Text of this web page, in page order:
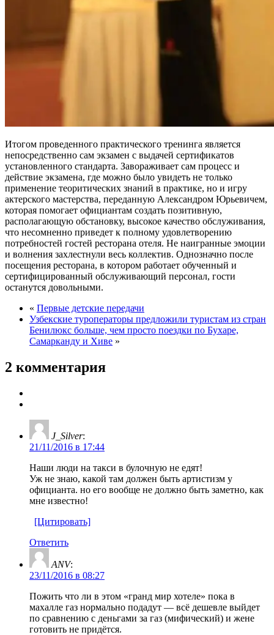
Итогом проведенного практического тренинга является
непосредственно сам экзамен с выдачей сертификатов
установленного стандарта. Завораживает сам процесс и
действие экзамена, где можно было увидеть не только
применение теоритических знаний в практике, но и игру
актерского мастерства, переданную Александром Юрьевичем,
которая помогает официантам создать позитивную,
располагающую обстановку, высокое качество обслуживания,
что несомненно приведет к полному удовлетворению
потребностей гостей ресторана отеля. Не наигранные эмоции
и волнения захлестнули весь коллектив. Однозначно после
посещения ресторана, в котором работает обученный и
сертифицированный обслуживающий персонал, гости
останутся довольными.
« Первые детские передачи
Узбекские туроператоры предложили туристам из стран
Бенилюкс больше, чем просто поездки по Бухаре,
Самарканду и Хиве »
2 комментария
J_Silver:
21/11/2016 в 17:44
Наши люди на такси в булочную не едят!
Уж не знаю, какой там должен быть артистизм у
официанта. но его вообще не должно быть заметно, как
мне известно!
[Цитировать]
Ответить
ANV:
23/11/2016 в 08:27
Пожить что ли в этом «гранд мир хотеле» пока в
махалле газ нормально подадут — всё дешевле выйдет
по сравнению с деньгами за газ (мифический) и жене
готовить не придётся.